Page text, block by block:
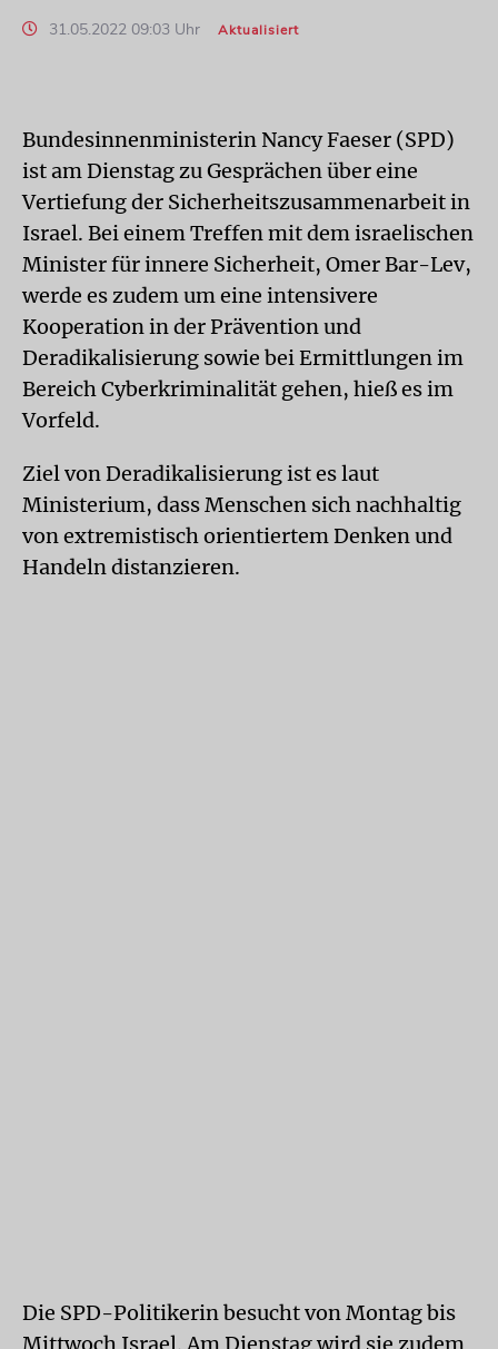
31.05.2022 09:03 Uhr Aktualisiert
Bundesinnenministerin Nancy Faeser (SPD)
ist am Dienstag zu Gesprächen über eine
Vertiefung der Sicherheitszusammenarbeit in
Israel. Bei einem Treffen mit dem israelischen
Minister für innere Sicherheit, Omer Bar-Lev,
werde es zudem um eine intensivere
Kooperation in der Prävention und
Deradikalisierung sowie bei Ermittlungen im
Bereich Cyberkriminalität gehen, hieß es im
Vorfeld.
Ziel von Deradikalisierung ist es laut
Ministerium, dass Menschen sich nachhaltig
von extremistisch orientiertem Denken und
Handeln distanzieren.
Die SPD-Politikerin besucht von Montag bis